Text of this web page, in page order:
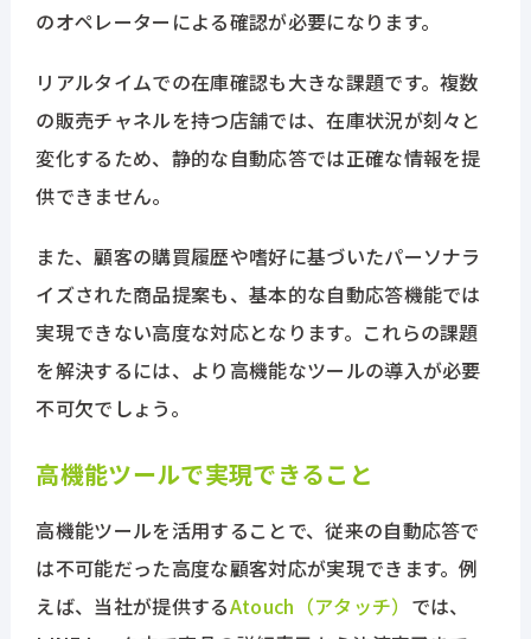
のオペレーターによる確認が必要になります。
リアルタイムでの在庫確認も大きな課題です。複数
の販売チャネルを持つ店舗では、在庫状況が刻々と
変化するため、静的な自動応答では正確な情報を提
供できません。
また、顧客の購買履歴や嗜好に基づいたパーソナラ
イズされた商品提案も、基本的な自動応答機能では
実現できない高度な対応となります。これらの課題
を解決するには、より高機能なツールの導入が必要
不可欠でしょう。
高機能ツールで実現できること
高機能ツールを活用することで、従来の自動応答で
は不可能だった高度な顧客対応が実現できます。例
えば、当社が提供するAtouch（アタッチ） では、